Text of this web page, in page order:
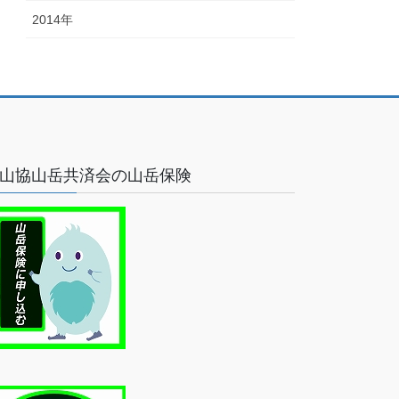
2014年
協山岳共済会の山岳保険